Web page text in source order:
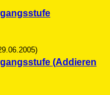
(Addieren